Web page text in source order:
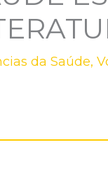
da Saúde,